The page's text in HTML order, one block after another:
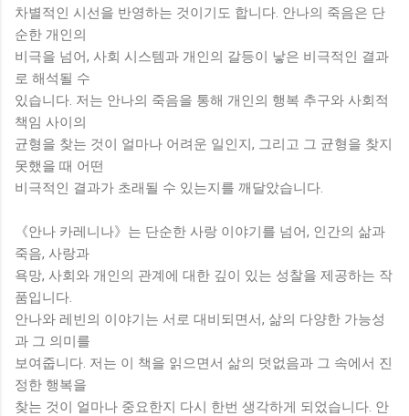
차별적인 시선을 반영하는 것이기도 합니다. 안나의 죽음은 단
순한 개인의
비극을 넘어, 사회 시스템과 개인의 갈등이 낳은 비극적인 결과
로 해석될 수
있습니다. 저는 안나의 죽음을 통해 개인의 행복 추구와 사회적
책임 사이의
균형을 찾는 것이 얼마나 어려운 일인지, 그리고 그 균형을 찾지
못했을 때 어떤
비극적인 결과가 초래될 수 있는지를 깨달았습니다.
《안나 카레니나》는 단순한 사랑 이야기를 넘어, 인간의 삶과
죽음, 사랑과
욕망, 사회와 개인의 관계에 대한 깊이 있는 성찰을 제공하는 작
품입니다.
안나와 레빈의 이야기는 서로 대비되면서, 삶의 다양한 가능성
과 그 의미를
보여줍니다. 저는 이 책을 읽으면서 삶의 덧없음과 그 속에서 진
정한 행복을
찾는 것이 얼마나 중요한지 다시 한번 생각하게 되었습니다. 안